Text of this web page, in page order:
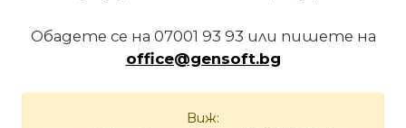
Обадете се на 07001 93 93 или пишете на
office@gensoft.bg
Виж: